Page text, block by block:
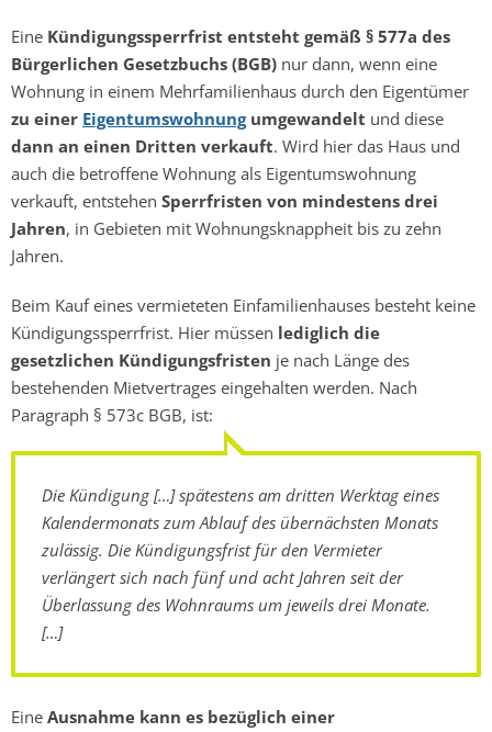
Eine Kündigungssperrfrist entsteht gemäß § 577a des
Bürgerlichen Gesetzbuchs (BGB) nur dann, wenn eine
Wohnung in einem Mehrfamilienhaus durch den Eigentümer
zu einer Eigentumswohnungumgewandelt und diese
dann an einen Dritten verkauft. Wird hier das Haus und
auch die betroffene Wohnung als Eigentumswohnung
verkauft, entstehen Sperrfristen von mindestens drei
Jahren, in Gebieten mit Wohnungsknappheit bis zu zehn
Jahren.
Beim Kauf eines vermieteten Einfamilienhauses besteht keine
Kündigungssperrfrist. Hier müssen lediglich die
gesetzlichen Kündigungsfristen je nach Länge des
bestehenden Mietvertrages eingehalten werden. Nach
Paragraph § 573c BGB, ist:
Die Kündigung […] spätestens am dritten Werktag eines
Kalendermonats zum Ablauf des übernächsten Monats
zulässig. Die Kündigungsfrist für den Vermieter
verlängert sich nach fünf und acht Jahren seit der
Überlassung des Wohnraums um jeweils drei Monate.
[…]
Eine Ausnahme kann es bezüglich einer